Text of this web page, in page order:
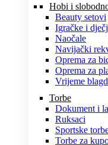
Hobi i
Beauty setovi
Igračke i
Naočale
Navijački
Oprema za
Oprema za
Vrijeme
Torbe
Dokument i
Ruksaci
Sportske
Torbe za